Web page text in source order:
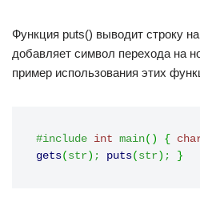
Функция puts() выводит строку
добавляет символ перехода на
пример использования этих
#include int main( ) {
gets( str ) ; puts( str ) ; }